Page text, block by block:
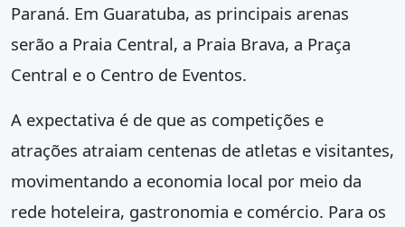
Paraná. Em Guaratuba, as principais arenas
serão a Praia Central, a Praia Brava, a Praça
Central e o Centro de Eventos.
A expectativa é de que as competições e
atrações atraiam centenas de atletas e visitantes,
movimentando a economia local por meio da
rede hoteleira, gastronomia e comércio. Para os